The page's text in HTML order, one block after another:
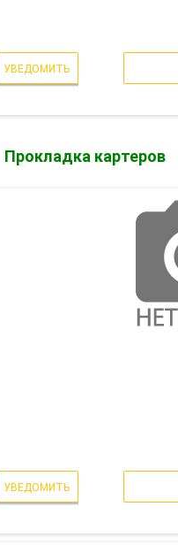
УВЕДОМИТЬ
Прокладка картеров
УВЕДОМИТЬ